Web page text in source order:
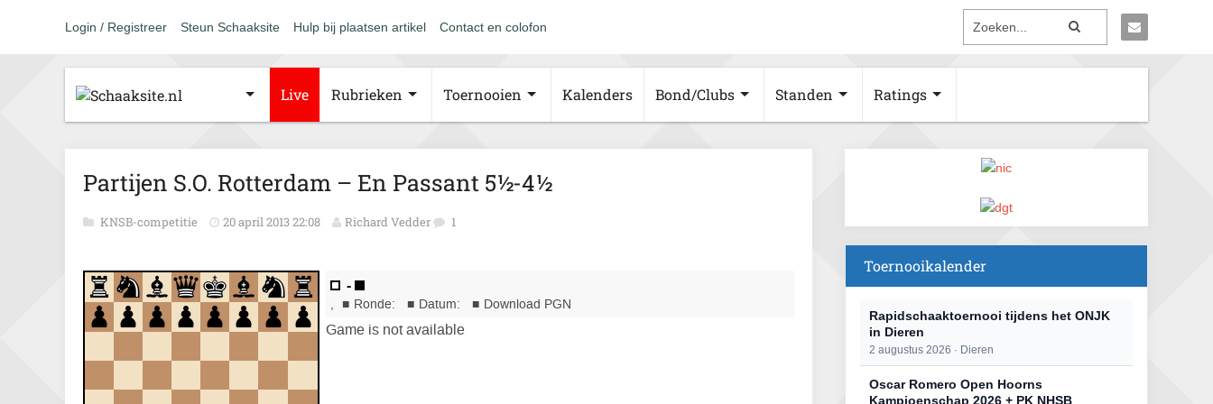
Login / Registreer Steun Schaaksite Hulp bij plaatsen artikel Contact en colofon
Live Rubrieken Toernooien Kalenders Bond/Clubs Standen Ratings
Partijen S.O. Rotterdam – En Passant 5½-4½
KNSB-competitie 20 april 2013 22:08 Richard Vedder 1
Toernooikalender
Rapidschaaktoernooi tijdens het ONJK
in Dieren
2 augustus 2026 · Dieren
Oscar Romero Open Hoorns
Kampioenschap 2026 + PK NHSB